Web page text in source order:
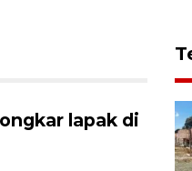
lapak di